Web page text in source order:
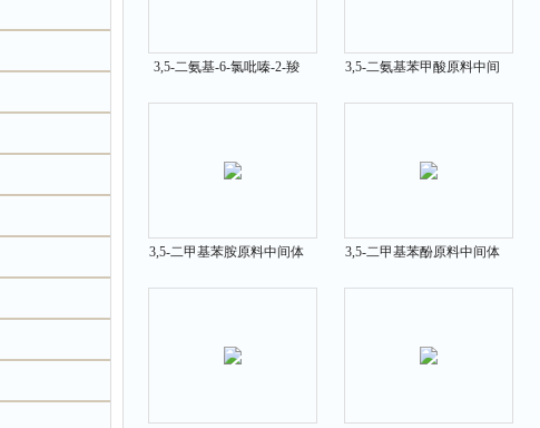
3,5-二氨基-6-氯吡嗪-2-羧
3,5-二氨基苯甲酸原料中间
3,5-二甲基苯胺原料中间体
3,5-二甲基苯酚原料中间体